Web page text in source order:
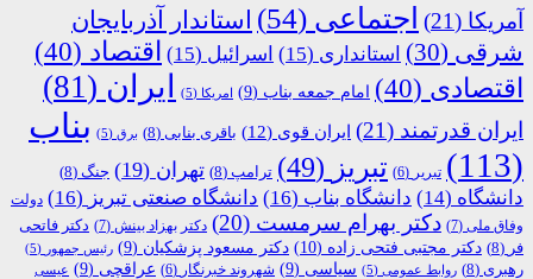
آمریکا (21) اجتماعی (54)
استاندار آذربایجان
شرقی (30) استانداری (15) اسرائیل (15) اقتصاد (40)
اقتصادی (40) امام جمعه بناب (9) امریکا (5) ایران (81)
ایران قدرتمند (21) ایران قوی (12) باقری بنابی (8) برق (5)
بناب
(113)
تبریر (6) تبریز (49) ترامپ (8) تهران (19) جنگ (8)
دانشگاه (14) دانشگاه بناب (16) دانشگاه صنعتی تبریز (16)
دولت
وفاق ملی (7) دکتر بهرام سرمست (20) دکتر بهزاد بینش (7)
دکتر فاتحی
فر (8) دکتر مجتبی فتحی زاده (10) دکتر مسعود پزشکیان (9) رئیس جمهور (5)
رهبری (8) روابط عمومی (5) سیاسی (9) شهروند خبرنگار (6) عراقچی (9)
عیسی